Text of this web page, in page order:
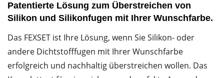
Patentierte Lösung zum Überstreichen von
Silikon und Silikonfugen mit Ihrer Wunschfarbe.
Das FEXSET ist Ihre Lösung, wenn Sie Silikon- oder
andere Dichtstofffugen mit Ihrer Wunschfarbe
erfolgreich und nachhaltig überstreichen wollen. Das